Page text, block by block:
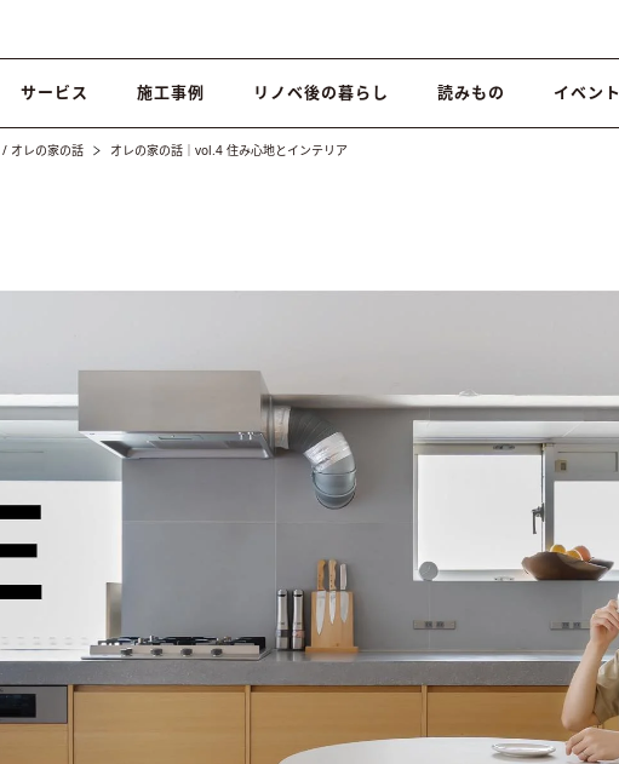
サービス 施工事例 リノベ後の暮らし 読みもの イベント
/ オレの家の話 オレの家の話｜vol.4 住み心地とインテリア